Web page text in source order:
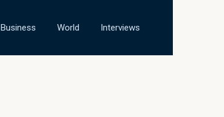
Business World Interviews